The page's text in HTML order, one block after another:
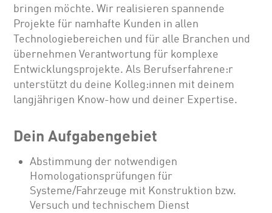
bringen möchte. Wir realisieren spannende
Projekte für namhafte Kunden in allen
Technologiebereichen und für alle Branchen und
übernehmen Verantwortung für komplexe
Entwicklungsprojekte. Als Berufserfahrene:r
unterstützt du deine Kolleg:innen mit deinem
langjährigen Know-how und deiner Expertise.
Dein Aufgabengebiet
Abstimmung der notwendigen
Homologationsprüfungen für
Systeme/Fahrzeuge mit Konstruktion bzw.
Versuch und technischem Dienst